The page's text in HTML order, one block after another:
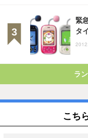
緊
タ
ラ
こち